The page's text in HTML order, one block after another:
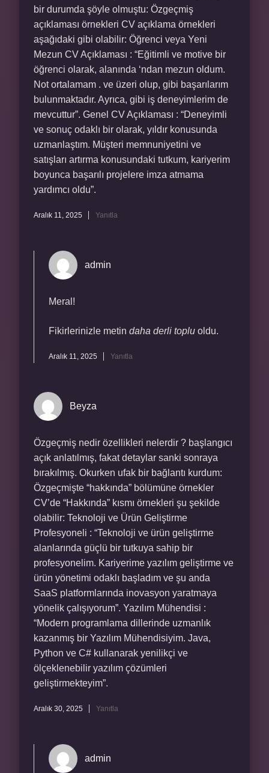
bir durumda şöyle olmuştu: Özgeçmiş
açıklaması örnekleri CV açıklama örnekleri
aşağıdaki gibi olabilir: Öğrenci veya Yeni
Mezun CV Açıklaması : “Eğitimli ve motive bir
öğrenci olarak, alanında ‘ndan mezun oldum.
Not ortalamam . ve üzeri olup, gibi başarılarım
bulunmaktadır. Ayrıca, gibi iş deneyimlerim de
mevcuttur”. Genel CV Açıklaması : “Deneyimli
ve sonuç odaklı bir olarak, yıldır konusunda
uzmanlaştım. Müşteri memnuniyetini ve
satışları artırma konusundaki tutkum, kariyerim
boyunca başarılı projelere imza atmama
yardımcı oldu”.
Aralık 11, 2025 Yanıtla
admin
Meral!
Fikirlerinizle metin daha derli toplu oldu.
Aralık 11, 2025 Yanıtla
Beyza
Özgeçmiş nedir özellikleri nelerdir ? başlangıcı
açık anlatılmış, fakat detaylar sanki sonraya
bırakılmış. Okurken ufak bir bağlantı kurdum:
Özgeçmişte “hakkında” bölümüne örnekler
CV’de “Hakkında” kısmı örnekleri şu şekilde
olabilir: Teknoloji ve Ürün Geliştirme
Profesyoneli : “Teknoloji ve ürün geliştirme
alanlarında güçlü bir tutkuya sahip bir
profesyonelim. Kariyerime yazılım geliştirme ve
ürün yönetimi odaklı başladım ve şu anda
SaaS platformlarında inovasyon yaratmaya
yönelik çalışıyorum”. Yazılım Mühendisi :
“Modern programlama dillerinde uzmanlık
kazanmış bir Yazılım Mühendisiyim. Java,
Python ve C# kullanarak yenilikçi ve
ölçeklenebilir yazılım çözümleri
geliştirmekteyim”.
Aralık 30, 2025 Yanıtla
admin